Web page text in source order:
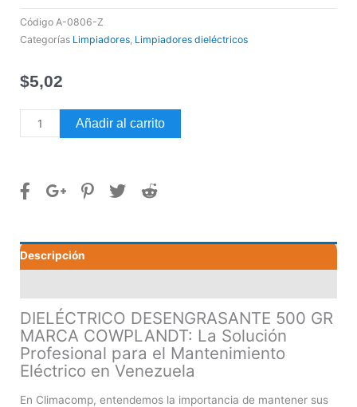
Código A-0806-Z
Categorías Limpiadores, Limpiadores dieléctricos
$5,02
DIELÉCTRICO
DESENGRASANTE
MARCA
Añadir al carrito
Descripción
DIELÉCTRICO DESENGRASANTE 500 GR
MARCA COWPLANDT: La Solución
Profesional para el Mantenimiento
Eléctrico en Venezuela
En Climacomp, entendemos la importancia de mantener sus